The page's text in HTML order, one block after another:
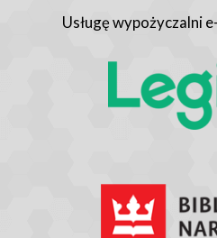
Usługę wypożyczalni